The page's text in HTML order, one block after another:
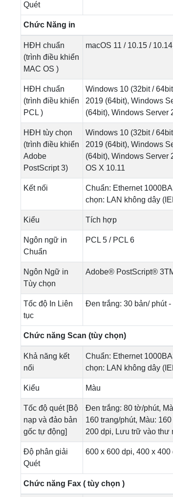
Quét
Chức Năng in
HĐH chuẩn
(trình điều khiển
MAC OS )
macOS 11 / 10.15 /
HĐH chuẩn
(trình điều khiển
PCL )
Windows 10 (32bit /
2019 (64bit), Windows
(64bit), Windows Server
HĐH tùy chọn
(trình điều khiển
Adobe
PostScript 3)
Windows 10 (32bit /
2019 (64bit), Windows
(64bit), Windows Server
OS X 10.11
Kết nối
Chuẩn: Ethernet
chọn: LAN không dây
Kiểu Tích hợp
Ngôn ngữ in
Chuẩn
PCL 5 / PCL 6
Ngôn Ngữ in
Tùy chọn
Adobe® PostScript®
Tốc độ In Liên
tục
Đen trắng: 30 bản/ phút
Chức năng Scan (tùy chọn)
Khả năng kết
nối
Chuẩn: Ethernet
chọn: LAN không dây
Kiểu Màu
Tốc độ quét [Bộ
nạp và đảo bản
gốc tự động]
Đen trắng: 80 tờ/phút,
160 trang/phút, Màu:
200 dpi, Lưu trữ vào thư
Độ phân giải
Quét
600 x 600 dpi, 400 x
Chức năng Fax ( tùy chọn )